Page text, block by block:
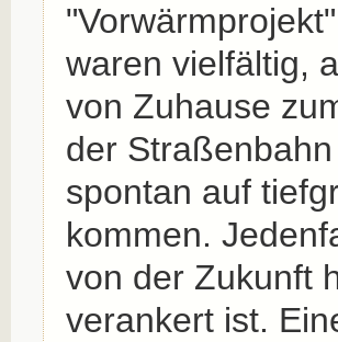
waren vielfältig,
von Zuhause
der
spontan auf
kommen.
von der Zukunft
verankert ist.